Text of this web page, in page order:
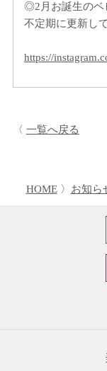
◎2月お誕生のベ
不定期に更新し
https://
一覧へ戻る
HOME お知ら